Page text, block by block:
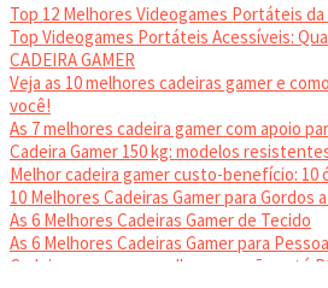
Top 12 Melhores Videogames Portáteis
Top Videogames Portáteis Acessíveis:
CADEIRA GAMER
Veja as 10 melhores cadeiras gamer e
você!
As 7 melhores cadeira gamer com apoio
Cadeira Gamer 150 kg: modelos
Melhor cadeira gamer custo-benefício: 10
10 Melhores Cadeiras Gamer para Gordos
As 6 Melhores Cadeiras Gamer de Tecido
As 6 Melhores Cadeiras Gamer para
Cadeiras gamer: as melhores opções até